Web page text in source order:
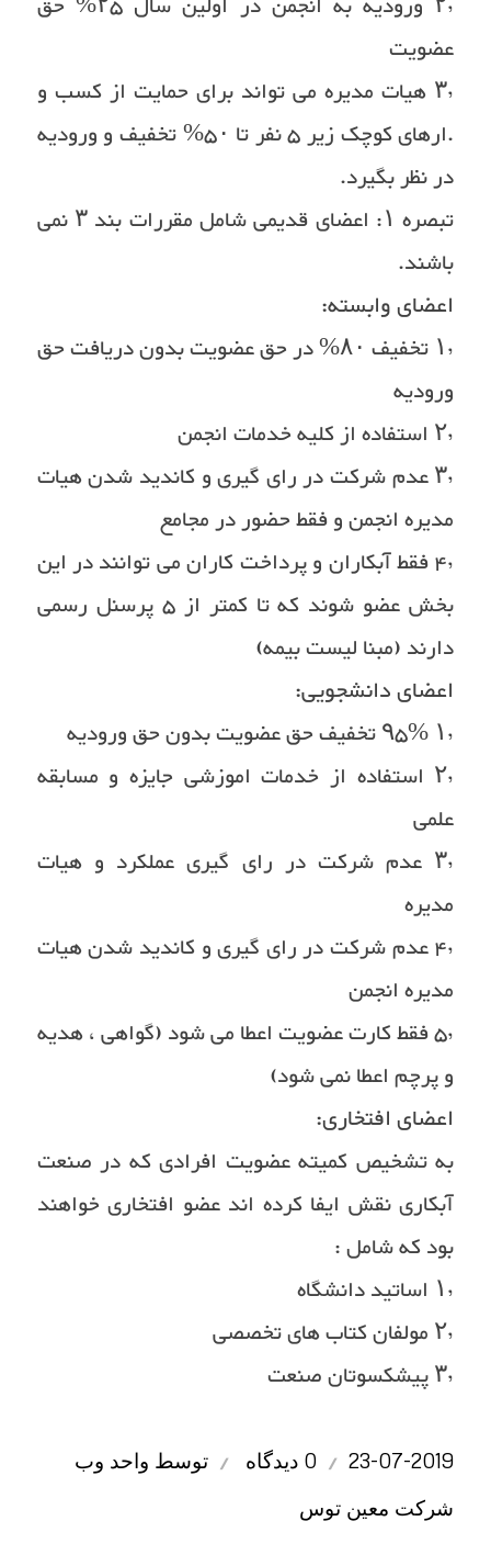
عضویت
۳٫ هیات مدیره می تواند برای حمایت از کسب و
.ارهای کوچک زیر ۵ نفر تا ۵۰% تخفیف و ورودیه
در نظر بگیرد.
تبصره ۱: اعضای قدیمی شامل مقررات بند ۳ نمی
باشند.
اعضای وابسته:
۱٫ تخفیف ۸۰% در حق عضویت بدون دریافت حق
ورودیه
۲٫ استفاده از کلیه خدمات انجمن
۳٫ عدم شرکت در رای گیری و کاندید شدن هیات
مدیره انجمن و فقط حضور در مجامع
۴٫ فقط آبکاران و پرداخت کاران می توانند در این
بخش عضو شوند که تا کمتر از ۵ پرسنل رسمی
دارند (مبنا لیست بیمه)
اعضای دانشجویی:
۱٫ ۹۵% تخفیف حق عضویت بدون حق ورودیه
۲٫ استفاده از خدمات اموزشی جایزه و مسابقه
علمی
۳٫ عدم شرکت در رای گیری عملکرد و هیات
مدیره
۴٫ عدم شرکت در رای گیری و کاندید شدن هیات
مدیره انجمن
۵٫ فقط کارت عضویت اعطا می شود (گواهی ، هدیه
و پرچم اعطا نمی شود)
اعضای افتخاری:
به تشخیص کمیته عضویت افرادی که در صنعت
آبکاری نقش ایفا کرده اند عضو افتخاری خواهند
بود که شامل :
۱٫ اساتید دانشگاه
۲٫ مولفان کتاب های تخصصی
۳٫ پیشکسوتان صنعت
23-07-2019
/ 0 دیدگاه / توسط واحد وب
شرکت معین توس